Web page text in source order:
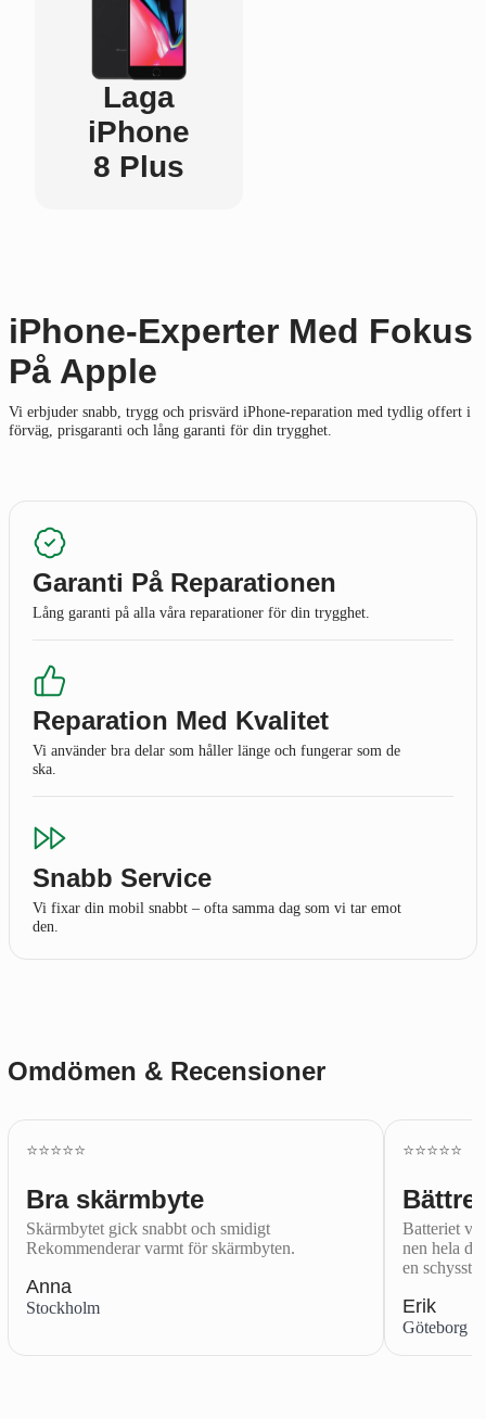
Laga
iPhone
8 Plus
iPhone-Experter Med Fokus
På Apple
Vi erbjuder snabb, trygg och prisvärd iPhone-reparation med tydlig offert i
förväg, prisgaranti och lång garanti för din trygghet.
Garanti På Reparationen
Lång garanti på alla våra reparationer för din trygghet.
Reparation Med Kvalitet
Vi använder bra delar som håller länge och fungerar som de
ska.
Snabb Service
Vi fixar din mobil snabbt – ofta samma dag som vi tar emot
den.
Omdömen & Recensioner
⭐️⭐️⭐️⭐️⭐️
Bra skärmbyte
Skärmbytet gick snabbt och smidigt
Rekommenderar varmt för skärmbyten.
Anna
Stockholm
⭐️⭐️⭐️⭐️⭐️
Bättre
Batteriet
nen hela
en schysst.
Erik
Göteborg